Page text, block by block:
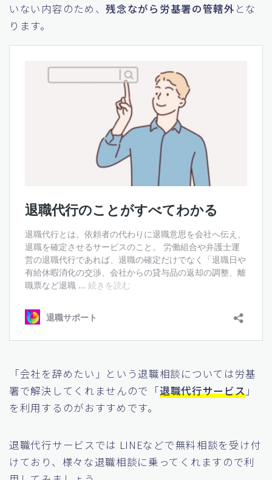
いない内容のため、残念ながら労基署の管轄外 とな
ります。
「会社を辞めたい」という退職相談については労基
署で解決してくれませんので「退職代行サービス 」
を利用するのがおすすめです。
退職代行サービスでは LINEなどで無料相談を受け付
けており、様々な退職相談に乗ってくれますので利